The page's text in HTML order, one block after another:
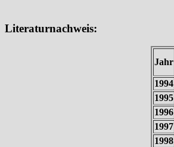
Literaturnachweis:
Jahr
1994
1995
1996
1997
1998